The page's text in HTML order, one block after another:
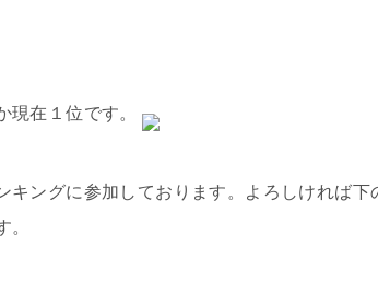
現在１位です。
キングに参加しております。よろしければ下
。